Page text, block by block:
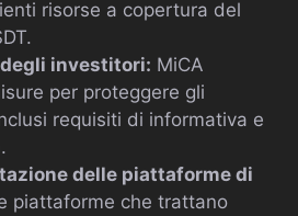
risorse a copertura del
investitori: MiCA
per proteggere gli
requisiti di informativa e
delle piattaforme di
piattaforme che trattano